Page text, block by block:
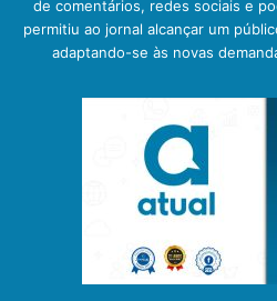
de comentários, redes sociais e
permitiu ao jornal alcançar um
adaptando-se às novas